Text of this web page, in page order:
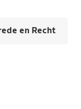
en Recht